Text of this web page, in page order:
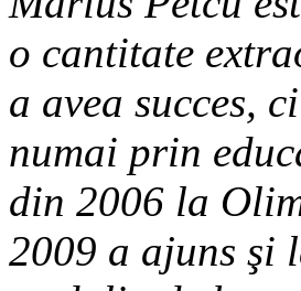
o cantitate
a avea succes,
numai prin
din 2006 la
2009 a ajuns şi